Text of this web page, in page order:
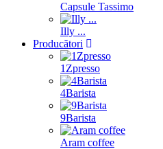
Capsule Tassimo
Illy ...
Producători
1Zpresso
4Barista
9Barista
Aram coffee